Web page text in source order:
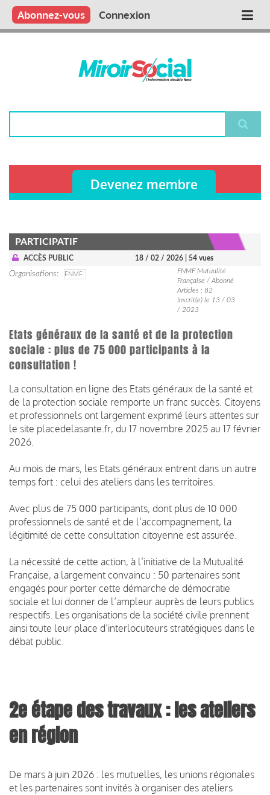
Aller
contenu
Main
Qui sommes nous ?
Vous publiez
Nous publions
Contactez-nous
Abonnez-vous Connexion
Devenez membre
PARTICIPATIF
ACCÈS PUBLIC 18 / 02 / 2026 | 54 vues
Organisations FNMF
FNMF Mutualité
Française / Abonné
Articles : 82
Inscrit(e) le 13 / 03
/ 2023
Etats généraux de la santé et de la protection
sociale : plus de 75 000 participants à la
consultation !
La consultation en ligne des Etats généraux de la santé et
de la protection sociale remporte un franc succès. Citoyens
et professionnels ont largement exprimé leurs attentes sur
le site placedelasante.fr, du 17 novembre 2025 au 17 février
2026.
Au mois de mars, les Etats généraux entrent dans un autre
temps fort : celui des ateliers dans les territoires.
Avec plus de 75 000 participants, dont plus de 10 000
professionnels de santé et de l’accompagnement, la
légitimité de cette consultation citoyenne est assurée.
La nécessité de cette action, à l’initiative de la Mutualité
Française, a largement convaincu : 50 partenaires sont
engagés pour porter cette démarche de démocratie
sociale et lui donner de l’ampleur auprès de leurs publics
respectifs. Les organisations de la société civile prennent
ainsi toute leur place d’interlocuteurs stratégiques dans le
débat public.
2e étape des travaux : les ateliers
en région
De mars à juin 2026 : les mutuelles, les unions régionales
et les partenaires sont invités à organiser des ateliers